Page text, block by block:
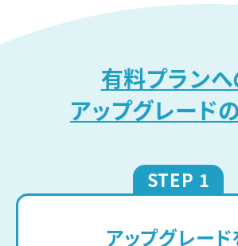
有料プランへ
アップグレード
STEP 1
アップグレード